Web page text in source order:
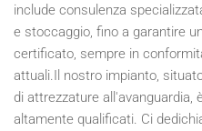
include consulenza
e stoccaggio, fino a garantire
certificato, sempre in
attuali.Il nostro impianto,
di attrezzature
altamente qualificati. Ci